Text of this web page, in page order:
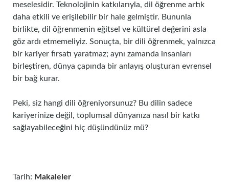
meselesidir. Teknolojinin katkılarıyla, dil öğrenme artık
daha etkili ve erişilebilir bir hale gelmiştir. Bununla
birlikte, dil öğrenmenin eğitsel ve kültürel değerini asla
göz ardı etmemeliyiz. Sonuçta, bir dili öğrenmek, yalnızca
bir kariyer fırsatı yaratmaz; aynı zamanda insanları
birleştiren, dünya çapında bir anlayış oluşturan evrensel
bir bağ kurar.
Peki, siz hangi dili öğreniyorsunuz? Bu dilin sadece
kariyerinize değil, toplumsal dünyanıza nasıl bir katkı
sağlayabileceğini hiç düşündünüz mü?
Tarih: Makaleler